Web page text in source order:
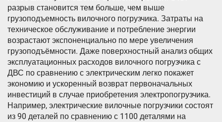
разрыв становится тем больше, чем выше
грузоподъемность вилочного погрузчика. Затраты на
техническое обслуживание и потребление энергии
возрастают экспоненциально по мере увеличения
грузоподъёмности. Даже поверхностный анализ общих
эксплуатационных расходов вилочного погрузчика с
ДВС по сравнению с электрическим легко покажет
экономию и ускоренный возврат первоначальных
инвестиций в случае приобретения электропогрузчика.
Например, электрические вилочные погрузчики состоят
из 90 деталей по сравнению с 1100 деталями на